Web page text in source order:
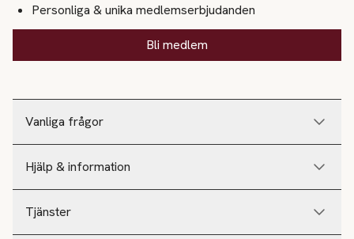
Vanliga frågor
Hjälp & information
Tjänster
Personliga & unika medlemserbjudanden
Bli medlem